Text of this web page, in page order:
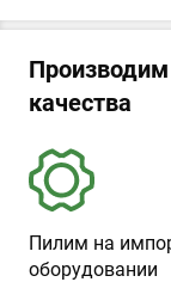
качества
Пилим на
оборудовании